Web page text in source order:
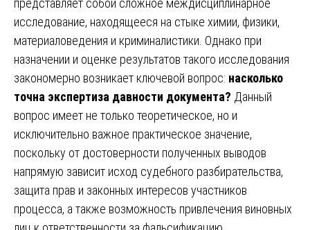
представляет собой сложное междисциплинарное
исследование, находящееся на стыке химии, физики,
материаловедения и криминалистики. Однако при
назначении и оценке результатов такого исследования
закономерно возникает ключевой вопрос: насколько
точна экспертиза давности документа? Данный
вопрос имеет не только теоретическое, но и
исключительно важное практическое значение,
поскольку от достоверности полученных выводов
напрямую зависит исход судебного разбирательства,
защита прав и законных интересов участников
процесса, а также возможность привлечения виновных